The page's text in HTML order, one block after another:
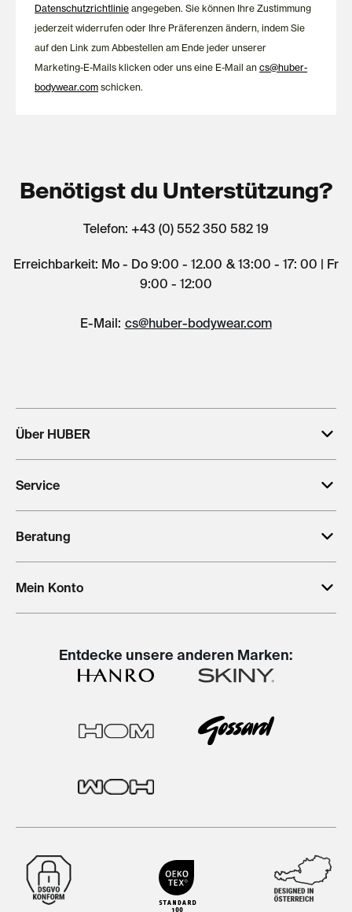
Datenschutzrichtlinie angegeben. Sie können Ihre Zustimmung
jederzeit widerrufen oder Ihre Präferenzen ändern, indem Sie
auf den Link zum Abbestellen am Ende jeder unserer
Marketing-E-Mails klicken oder uns eine E-Mail ancs@huber-
bodywear.com schicken.
Benötigst du Unterstützung?
Telefon: +43 (0) 552 350 582 19
Erreichbarkeit: Mo - Do 9:00 - 12.00 & 13:00 - 17: 00 | Fr
9:00 - 12:00
E-Mail: cs@huber-bodywear.com
Über HUBER
Service
Beratung
Mein Konto
Entdecke unsere anderen Marken: